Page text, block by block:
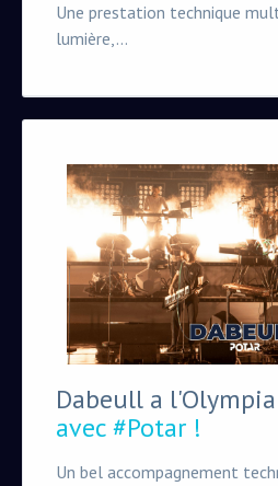
Une prestation technique
lumière,...
Dabeull a
avec #Potar !
Un bel accompagnement